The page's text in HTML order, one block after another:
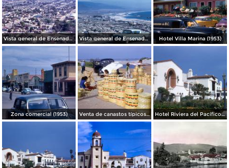
Vista general de Ensenada (1963) Vista general de Ensenada (1960) Hotel Villa Marina (1953)
Zona comercial (1953) Venta de canastos típicos mexicanos (1953) Hotel Riviera del Pacífico (1953)